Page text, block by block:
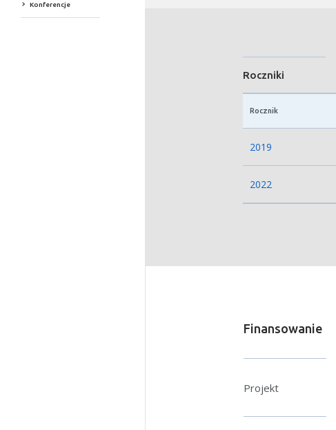
W zależności
Konferencje
Roczniki
Rocznik
2019
2022
Finansowanie
Projekt